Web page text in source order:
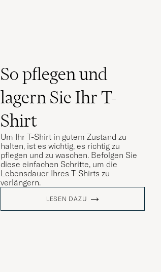
So pflegen und
lagern Sie Ihr T-
Shirt
Um Ihr T-Shirt in gutem Zustand zu
halten, ist es wichtig, es richtig zu
pflegen und zu waschen. Befolgen Sie
diese einfachen Schritte, um die
Lebensdauer Ihres T-Shirts zu
verlängern.
LESEN DAZU